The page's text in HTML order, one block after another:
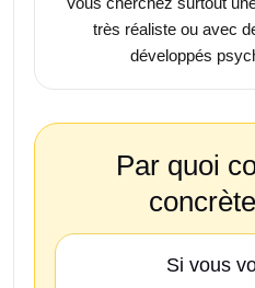
très réaliste ou avec
développés
Par quoi
Si vous